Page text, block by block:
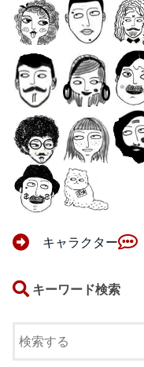
キャラクター
キーワード検索